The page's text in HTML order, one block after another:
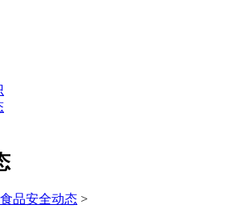
食品安全动态 >